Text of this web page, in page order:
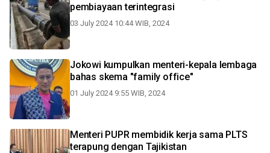
pembiayaan terintegrasi
03 July 2024 10:44 WIB, 2024
Jokowi kumpulkan menteri-kepala lembaga
bahas skema "family office"
01 July 2024 9:55 WIB, 2024
Menteri PUPR membidik kerja sama PLTS
terapung dengan Tajikistan